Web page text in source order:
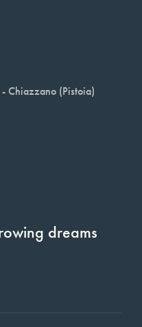
Chiazzano (Pistoia)
dreams